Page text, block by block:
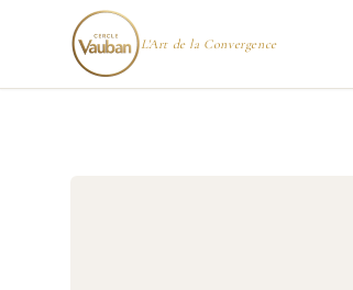
L'Art de la Convergence